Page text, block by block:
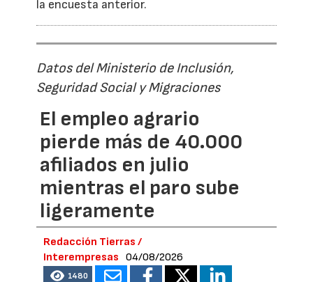
la encuesta anterior.
Datos del Ministerio de Inclusión,
Seguridad Social y Migraciones
El empleo agrario
pierde más de 40.000
afiliados en julio
mientras el paro sube
ligeramente
Redacción Tierras /
Interempresas
04/08/2026
1480